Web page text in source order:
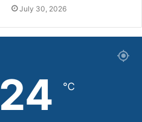
July 30, 2026
24 ℃